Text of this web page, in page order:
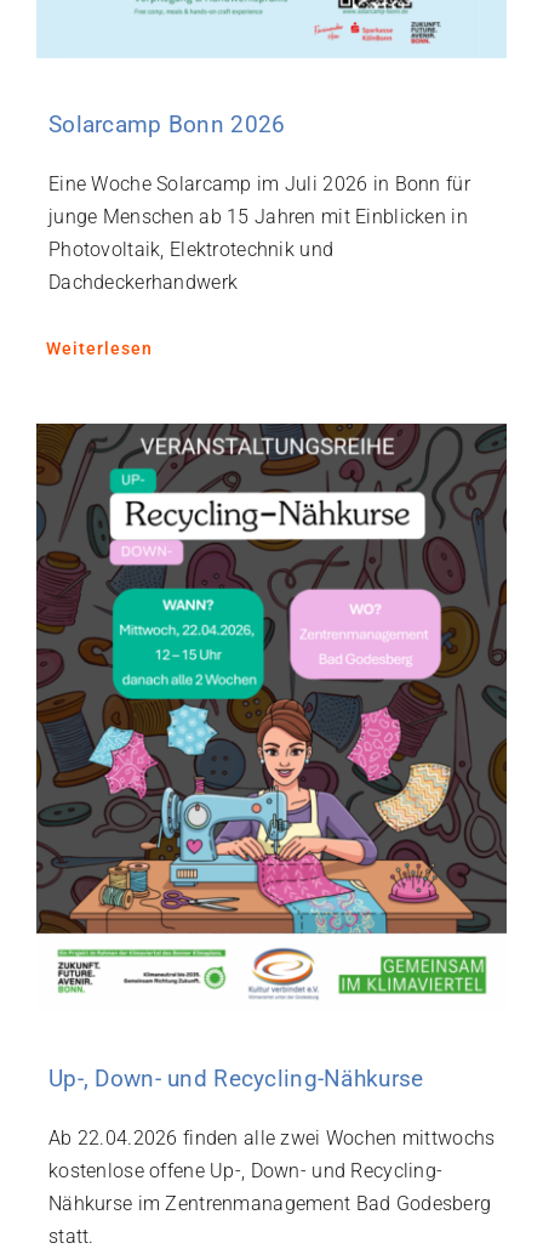
Solarcamp Bonn 2026
Eine Woche Solarcamp im Juli 2026 in Bonn für
junge Menschen ab 15 Jahren mit Einblicken in
Photovoltaik, Elektrotechnik und
Dachdeckerhandwerk
Weiterlesen
Up-, Down- und Recycling-Nähkurse
Ab 22.04.2026 finden alle zwei Wochen mittwochs
kostenlose offene Up-, Down- und Recycling-
Nähkurse im Zentrenmanagement Bad Godesberg
statt.